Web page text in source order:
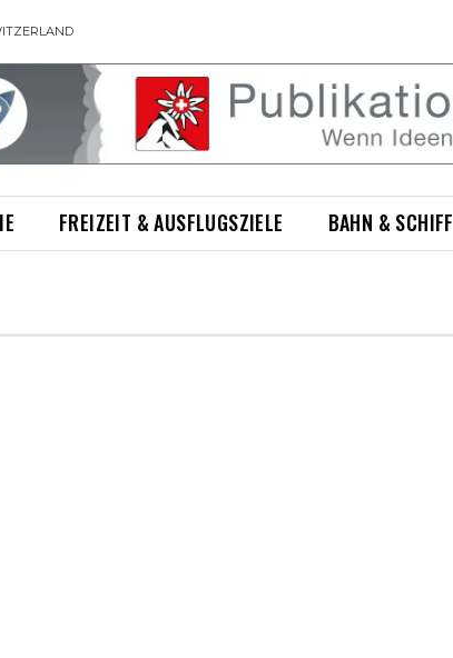
FREIZEIT & AUSFLUGSZIELE BAHN & SCHIFF